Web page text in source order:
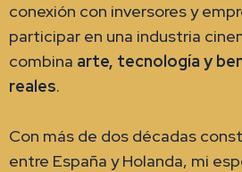
conexión con inversores y
participar en una industria
combina arte, tecnología y
reales.
Con más de dos décadas
entre España y Holanda, mi